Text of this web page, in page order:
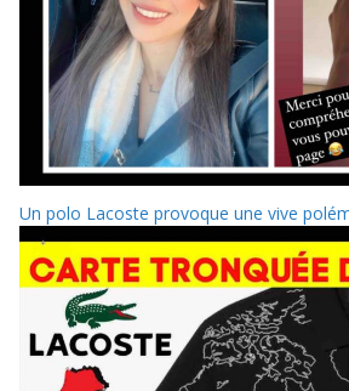
Un polo Lacoste provoque une vive